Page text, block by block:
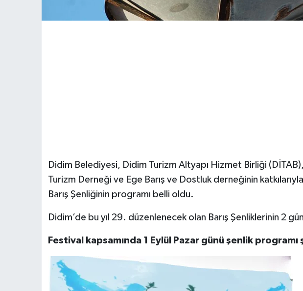
Didim Belediyesi, Didim Turizm Altyapı Hizmet Birliği
Turizm Derneği ve Ege Barış ve Dostluk derneğinin
Barış Şenliğinin programı belli oldu.
Didim’de bu yıl 29. düzenlenecek olan Barış Şenliklerinin 2
Festival kapsamında 1 Eylül Pazar günü şenlik programı